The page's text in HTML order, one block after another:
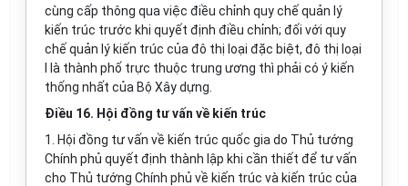
cùng cấp thông qua việc điều chỉnh quy chế quản lý
kiến trúc trước khi quyết định điều chỉnh; đối với quy
chế quản lý kiến trúc của đô thị loại đặc biệt, đô thị loại
I là thành phố trực thuộc trung ương thì phải có ý kiến
thống nhất của Bộ Xây dựng.
Điều 16. Hội đồng tư vấn về kiến trúc
1. Hội đồng tư vấn về kiến trúc quốc gia do Thủ tướng
Chính phủ quyết định thành lập khi cần thiết để tư vấn
cho Thủ tướng Chính phủ về kiến trúc và kiến trúc của